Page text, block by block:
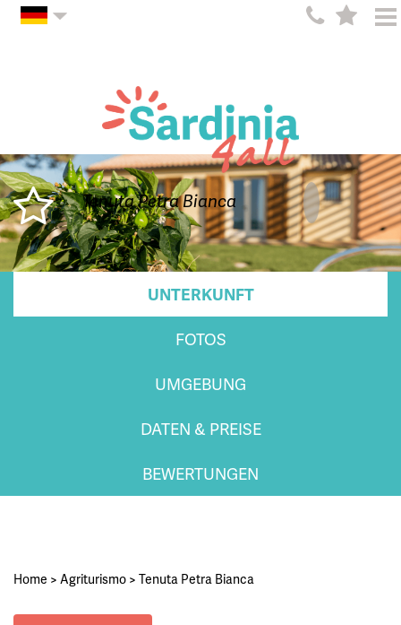
Tenuta Petra Bianca
UNTERKUNFT
FOTOS
UMGEBUNG
DATEN & PREISE
BEWERTUNGEN
Home > Agriturismo > Tenuta Petra Bianca